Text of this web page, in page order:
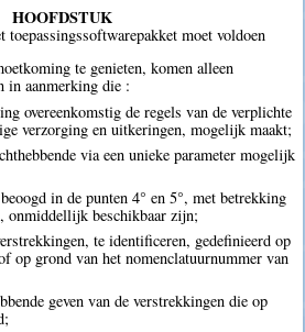
HOOFDSTUK
toepassingssoftwarepakket moet voldoen
te genieten, komen alleen
in aanmerking die :
overeenkomstig de regels van de verplichte
verzorging en uitkeringen, mogelijk maakt;
via een unieke parameter mogelijk
in de punten 4° en 5°, met betrekking
onmiddellijk beschikbaar zijn;
te identificeren, gedefinieerd op
op grond van het nomenclatuurnummer van
geven van de verstrekkingen die op